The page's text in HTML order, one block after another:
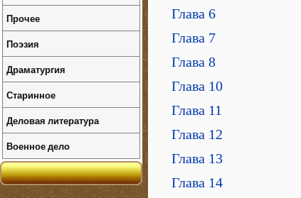
Глава 6
Глава 7
Глава 8
Глава 10
Глава 11
Глава 12
Глава 13
Глава 14
Прочее
Поэзия
Драматургия
Старинное
Деловая литература
Военное дело